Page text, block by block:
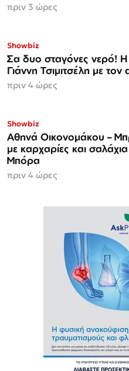
πριν 3 ώρες
Showbiz
Σα δυο σταγόνες νερό! Η
Γιάννη Τσιμιτσέλη με
πριν 4 ώρες
Showbiz
Αθηνά Οικονομάκου –
με καρχαρίες και
Μπόρα
πριν 4 ώρες